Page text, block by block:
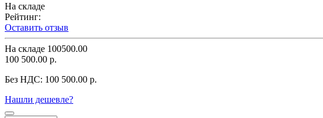
На складе
Рейтинг:
Оставить отзыв
На складе 100500.00
100 500.00 р.
Без НДС: 100 500.00 р.
Нашли дешевле?